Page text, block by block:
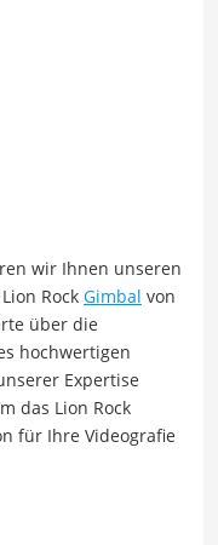
wir Ihnen unseren
Rock Gimbal von
über die
hochwertigen
Expertise
das Lion Rock
für Ihre Videografie